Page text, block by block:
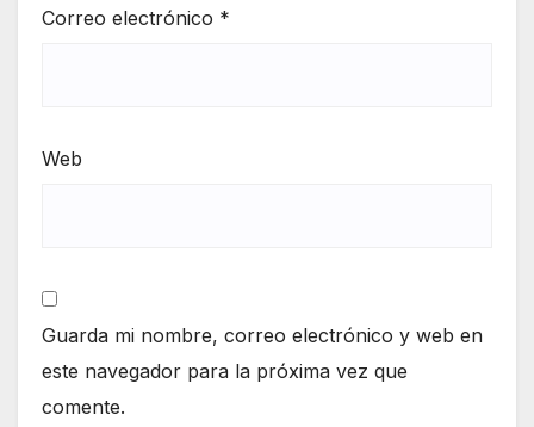
Correo electrónico *
Web
Guarda mi nombre, correo electrónico y web en
este navegador para la próxima vez que
comente.